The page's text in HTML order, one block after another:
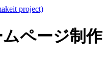
ページ制作